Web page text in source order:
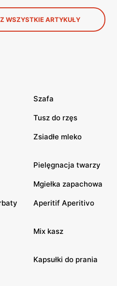
WSZYSTKIE ARTYKUŁY
Szafa
Tusz do rzęs
Zsiadłe mleko
Pielęgnacja twarzy
Mgiełka zapachowa
Aperitif Aperitivo
Mix kasz
Kapsułki do prania